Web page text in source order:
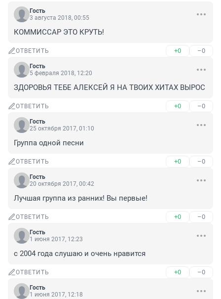
Гость
3 августа 2018, 00:55
КОММИССАР ЭТО КРУТЬ!
ОТВЕТИТЬ +0 –0
Гость
5 февраля 2018, 12:20
ЗДОРОВЬЯ ТЕБЕ АЛЕКСЕЙ Я НА ТВОИХ ХИТАХ ВЫРОС
ОТВЕТИТЬ +0 –0
Гость
25 октября 2017, 01:10
Группа одной песни
ОТВЕТИТЬ +0 –0
Гость
20 октября 2017, 00:42
Лучшая группа из ранних! Вы первые!
ОТВЕТИТЬ +0 –0
Гость
1 июня 2017, 12:23
c 2004 года слушаю и очень нравится
ОТВЕТИТЬ +0 –0
Гость
1 июня 2017, 12:18